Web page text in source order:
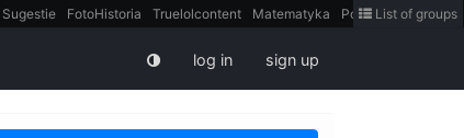
Sugestie FotoHistoria Truelolcontent Matematyka Polska
intern
List of groups
log in sign up